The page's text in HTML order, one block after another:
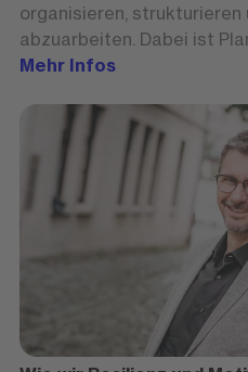
organisieren,
abzuarbeiten. Dabei ist
Mehr Infos